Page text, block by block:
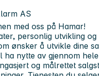
AS
med oss på Hamar!
personlig utvikling
ønsker å utvikle dine
nytte av gjennom
og målrettet